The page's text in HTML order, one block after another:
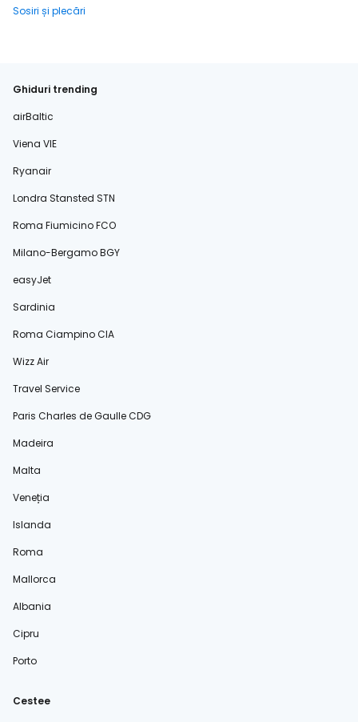
Sosiri și plecări
Ghiduri trending
airBaltic
Viena VIE
Ryanair
Londra Stansted STN
Roma Fiumicino FCO
Milano-Bergamo BGY
easyJet
Sardinia
Roma Ciampino CIA
Wizz Air
Travel Service
Paris Charles de Gaulle CDG
Madeira
Malta
Veneția
Islanda
Roma
Mallorca
Albania
Cipru
Porto
Cestee